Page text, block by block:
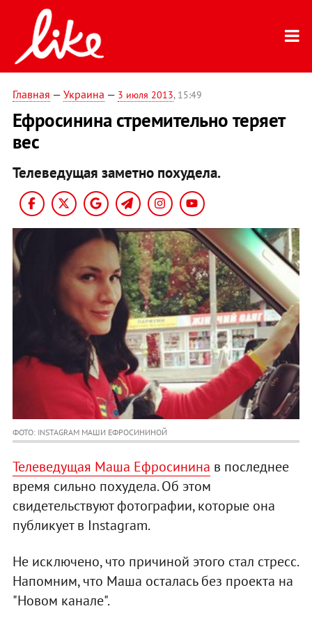
Главная — Украина — 3 июля 2013, 15:49
Ефросинина стремительно теряет
вес
Телеведущая заметно похудела.
ФОТО: INSTAGRAM МАШИ ЕФРОСИНИНОЙ
Телеведущая Маша Ефросинина в последнее
время сильно похудела. Об этом
свидетельствуют фотографии, которые она
публикует в Instagram.
Не исключено, что причиной этого стал стресс.
Напомним, что Маша осталась без проекта на
"Новом канале".